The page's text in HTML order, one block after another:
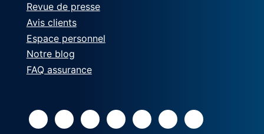
Revue de presse
Avis clients
Espace personnel
Notre blog
FAQ assurance